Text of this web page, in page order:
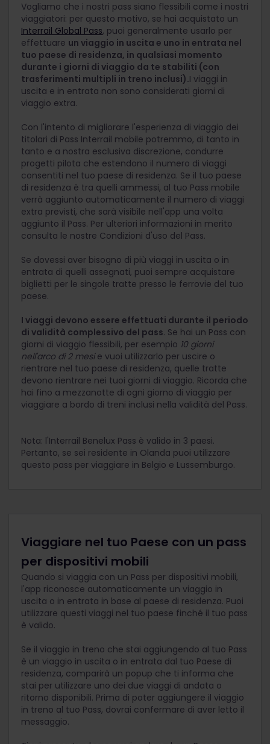
Vogliamo che i nostri pass siano flessibili come i nostri
viaggiatori: per questo motivo, se hai acquistato un
Interrail Global Pass, puoi generalmente usarlo per
effettuare un viaggio in uscita e uno in entrata nel
tuo paese di residenza, in qualsiasi momento
durante i giorni di viaggio da te stabiliti (con
trasferimenti multipli in treno inclusi).I viaggi in
uscita e in entrata non sono considerati giorni di
viaggio extra.
Con l'intento di migliorare l'esperienza di viaggio dei
titolari di Pass Interrail mobile potremmo, di tanto in
tanto e a nostra esclusiva discrezione, condurre
progetti pilota che estendono il numero di viaggi
consentiti nel tuo paese di residenza. Se il tuo paese
di residenza è tra quelli ammessi, al tuo Pass mobile
verrà aggiunto automaticamente il numero di viaggi
extra previsti, che sarà visibile nell'app una volta
aggiunto il Pass. Per ulteriori informazioni in merito
consulta le nostre Condizioni d'uso del Pass.
Se dovessi aver bisogno di più viaggi in uscita o in
entrata di quelli assegnati, puoi sempre acquistare
biglietti per le singole tratte presso le ferrovie del tuo
paese.
I viaggi devono essere effettuati durante il periodo
di validità complessivo del pass. Se hai un Pass con
giorni di viaggio flessibili, per esempio 10 giorni
nell'arco di 2 mesie vuoi utilizzarlo per uscire o
rientrare nel tuo paese di residenza, quelle tratte
devono rientrare nei tuoi giorni di viaggio. Ricorda che
hai fino a mezzanotte di ogni giorno di viaggio per
viaggiare a bordo di treni inclusi nella validità del Pass.
Nota: l'Interrail Benelux Pass è valido in 3 paesi.
Pertanto, se sei residente in Olanda puoi utilizzare
questo pass per viaggiare in Belgio e Lussemburgo.
Viaggiare nel tuo Paese con un pass
per dispositivi mobili
Quando si viaggia con un Pass per dispositivi mobili,
l'app riconosce automaticamente un viaggio in
uscita o in entrata in base al paese di residenza. Puoi
utilizzare questi viaggi nel tuo paese finché il tuo pass
è valido.
Se il viaggio in treno che stai aggiungendo al tuo Pass
è un viaggio in uscita o in entrata dal tuo Paese di
residenza, comparirà un popup che ti informa che
stai per utilizzare uno dei due viaggi di andata o
ritorno disponibili. Prima di poter aggiungere il viaggio
in treno al tuo Pass, dovrai confermare di aver letto il
messaggio.